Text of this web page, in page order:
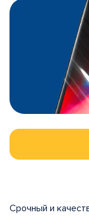
Срочный и